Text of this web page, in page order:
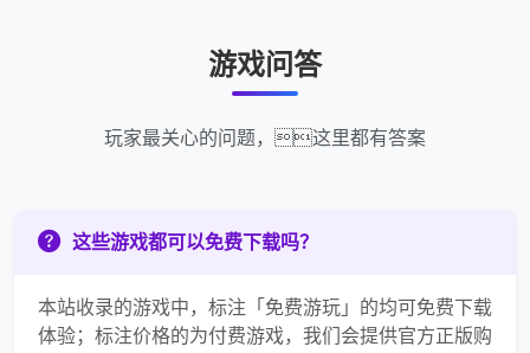
游戏问答
玩家最关心的问题，这里都有答案
这些游戏都可以免费下载吗？
本站收录的游戏中，标注「免费游玩」的均可免费下载
体验；标注价格的为付费游戏，我们会提供官方正版购